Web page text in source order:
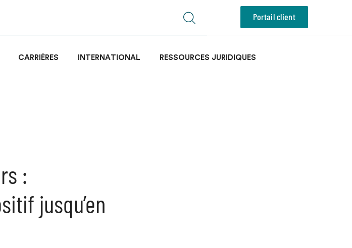
Portail client
CARRIÈRES INTERNATIONAL RESSOURCES JURIDIQUES
:
jusqu’en